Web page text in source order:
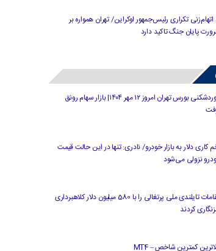
اتهام‌زنی تکراری رئیس‌جمهور اوکراین/ تهران همواره بر
پایان جنگ تاکید دارد
رکوردشکنی بورس تهران امروز ۱۲ مهر ۱۴۰۴| بازار سهام رونق
کاری دلار به بازار خودرو/ نادری: تنها در این حالت قیمت
نزولی می‌شود
مقامات تایلندی ملی پرتغالی را با 580 میلیون دلار کلاهبرداری
کردند
بالاترین کمترین شاخص MT4 –